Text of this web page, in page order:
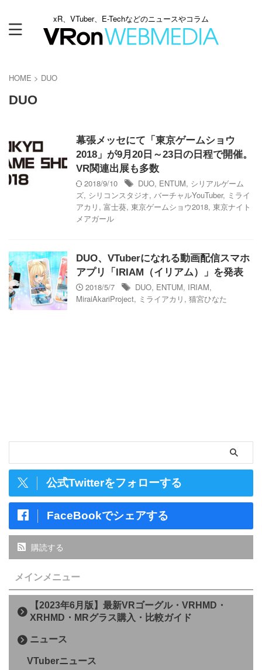
xR、VTuber、E-Techなどのニュースやコラム
HOME > DUO
DUO
幕張メッセにて「東京ゲームショウ
2018」が9月20日～23日の日程で開催。
VR関連出展も多数
2018/9/10
DUO, ENTUM, シリアルゲーム
ズ, シリコンスタジオ, バーチャルYouTuber, ミライ
アカリ , 富士葵, 東京ゲームショウ2018, 東京ナイト
メアガール
DUO、VTuberになれる動画配信スマホ
アプリ「IRIAM（イリアム）」を発表
2018/5/7
DUO, ENTUM, IRIAM,
MiraiAkariProject, ミライアカリ , 猫宮ひなた
公式Twitterをフォローする
FaceBookでシェアする
購読する
メインメニュー
【2023年6月版】最新VRゴーグル・VRHMD・
XRHMD・MRグラス購入・比較ガイド
ニュース
VTuberニュース